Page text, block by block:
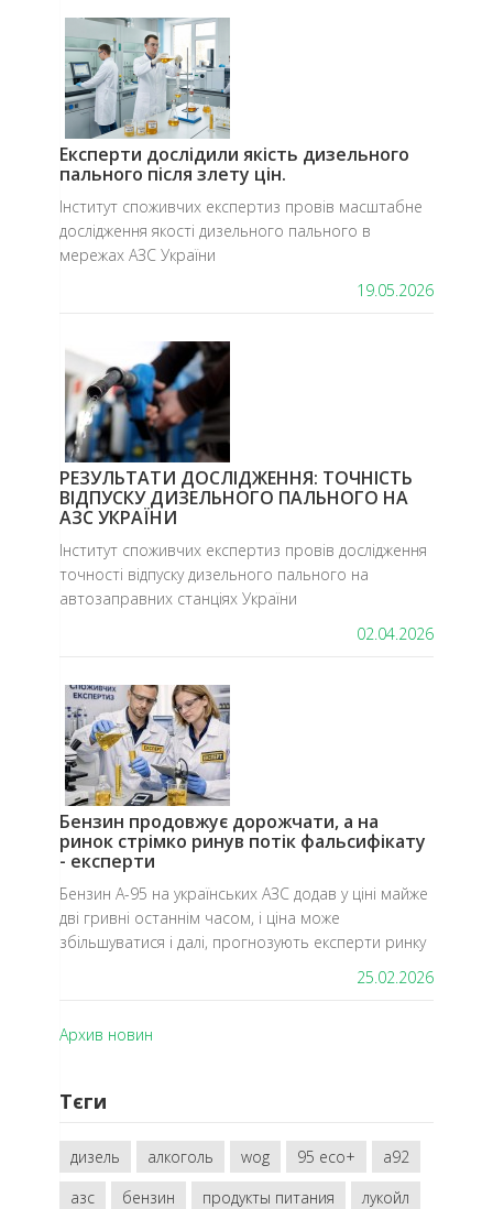
Експерти дослідили якість дизельного
пального після злету цін.
​Інститут споживчих експертиз провів масштабне
дослідження якості дизельного пального в
мережах АЗС України
19.05.2026
РЕЗУЛЬТАТИ ДОСЛІДЖЕННЯ: ТОЧНІСТЬ
ВІДПУСКУ ДИЗЕЛЬНОГО ПАЛЬНОГО НА
АЗС УКРАЇНИ
Інститут споживчих експертиз провів дослідження
точності відпуску дизельного пального на
автозаправних станціях України
02.04.2026
Бензин продовжує дорожчати, а на
ринок стрімко ринув потік фальсифікату
- експерти
Бензин А-95 на українських АЗС додав у ціні майже
дві гривні останнім часом, і ціна може
збільшуватися і далі, прогнозують експерти ринку
25.02.2026
Архив новин
Тєги
дизель алкоголь wog 95 eco+
a92
азс
бензин продукты питания
лукойл